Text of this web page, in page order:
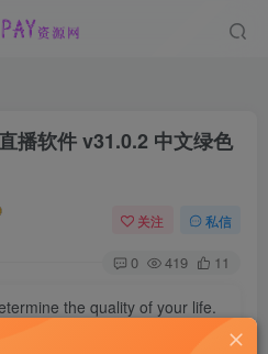
播软件 v31.0.2 中文绿色
关注 私信
0 419 11
the quality of your life.